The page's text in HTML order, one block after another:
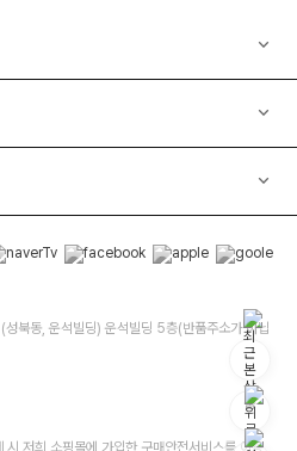
북동, 운석빌딩) 운석빌딩 5층(반품주소가 아닙
저희 소핑몰에 가입한 구매안전서비스를 이용